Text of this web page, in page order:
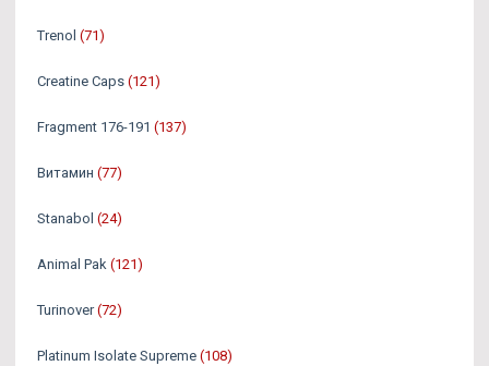
Trenol (71)
Creatine Caps (121)
Fragment 176-191 (137)
Витамин (77)
Stanabol (24)
Animal Pak (121)
Turinover (72)
Platinum Isolate Supreme (108)